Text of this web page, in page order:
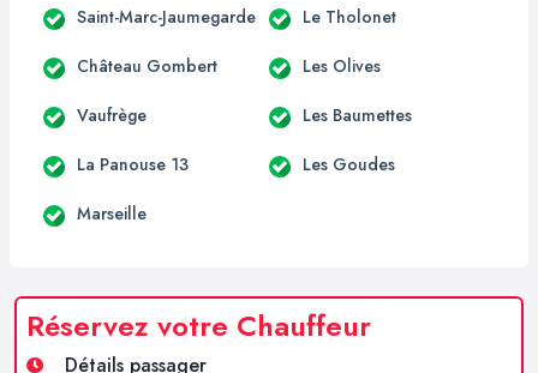
Saint-Marc-Jaumegarde Le Tholonet
Château Gombert Les Olives
Vaufrège Les Baumettes
La Panouse 13 Les Goudes
Marseille
Réservez votre Chauffeur
Détails passager